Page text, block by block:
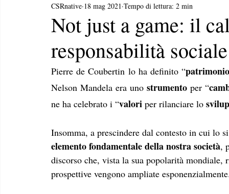
Not just a game: il
responsabilità sociale
CSRnative 18 mag 2021 Tempo di lettura: 2 min
Pierre de Coubertin lo ha definito “
Nelson Mandela era uno strumento per “
ne ha celebrato i “valori per rilanciare lo
Insomma, a prescindere dal contesto in cui lo
elemento fondamentale della nostra società,
discorso che, vista la sua popolarità
prospettive vengono ampliate